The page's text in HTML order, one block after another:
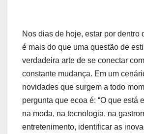
Nos dias de ​hoje,‍ estar ​por dentro
é mais do que uma questão de
verdadeira arte de se conectar
constante⁢ mudança. ⁢Em‌ um
novidades que surgem ⁣a ‌todo
pergunta que​ ecoa é:⁣ “O​ que está⁤
na moda, na tecnologia,‍ na
entretenimento, identificar as